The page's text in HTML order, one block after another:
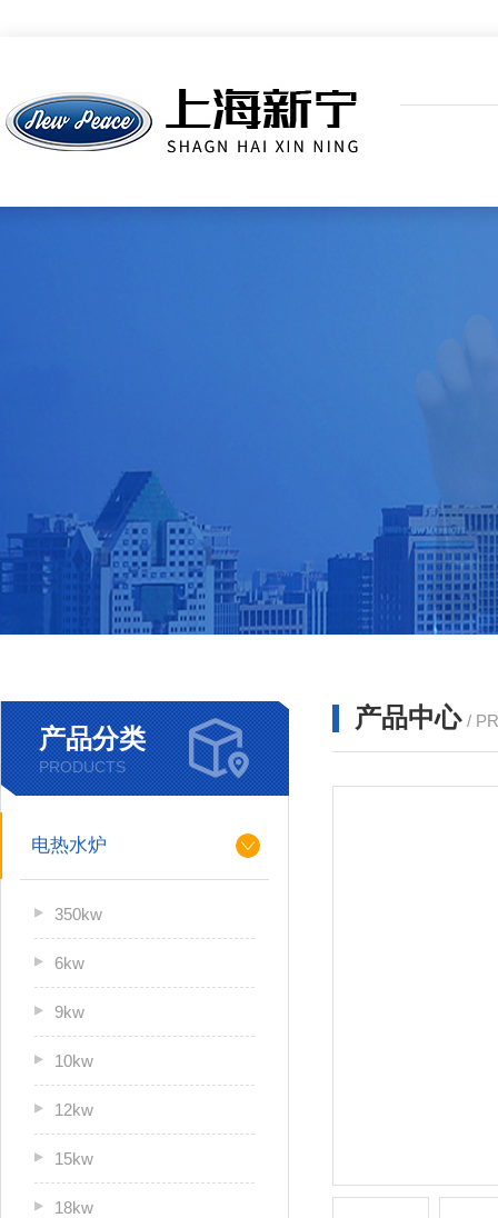
产品分类
PRODUCTS
电热水炉
350kw
6kw
9kw
10kw
12kw
15kw
18kw
产品中心 /